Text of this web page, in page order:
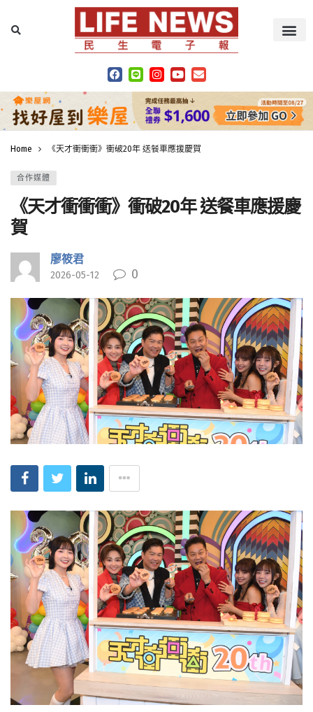
Home 《天才衝衝衝》衝破20年 送餐車應援慶賀
合作媒體
《天才衝衝衝》衝破20年 送餐車應援慶
賀
廖筱君
2026-05-12 0